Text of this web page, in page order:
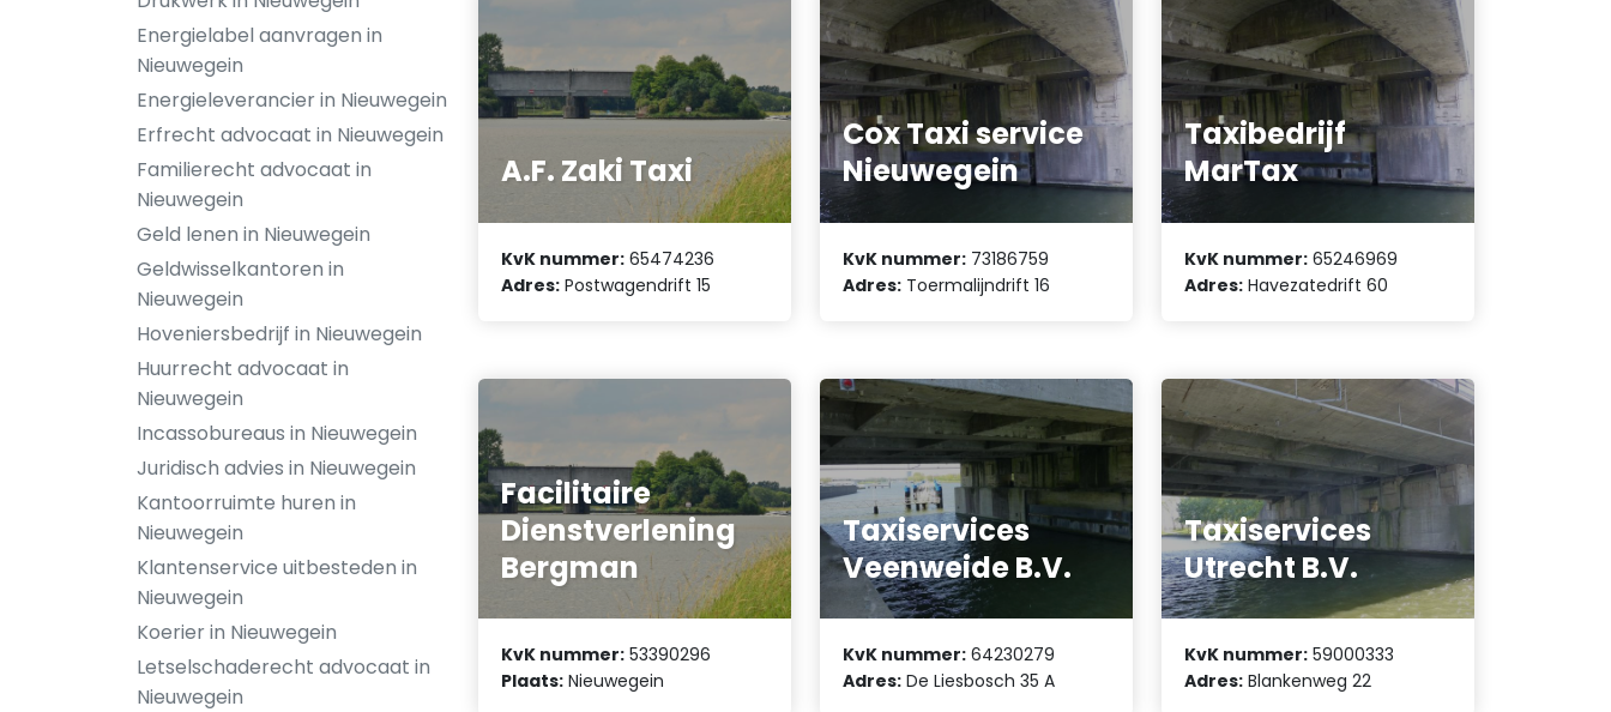
Energielabel aanvragen in
Nieuwegein
Energieleverancier in Nieuwegein
Erfrecht advocaat in Nieuwegein
Familierecht advocaat in
Nieuwegein
Geld lenen in Nieuwegein
Geldwisselkantoren in
Nieuwegein
Hoveniersbedrijf in Nieuwegein
Huurrecht advocaat in
Nieuwegein
Incassobureaus in Nieuwegein
Juridisch advies in Nieuwegein
Kantoorruimte huren in
Nieuwegein
Klantenservice uitbesteden in
Nieuwegein
Koerier in Nieuwegein
Letselschaderecht advocaat in
Nieuwegein
A.F. Zaki Taxi
KvK nummer: 65474236
Adres: Postwagendrift 15
Cox Taxi service
Nieuwegein
KvK nummer: 73186759
Adres: Toermalijndrift 16
Taxibedrijf
MarTax
KvK nummer: 65246969
Adres: Havezatedrift 60
Facilitaire
Dienstverlening
Bergman
KvK nummer: 53390296
Plaats: Nieuwegein
Taxiservices
Veenweide B.V.
KvK nummer: 64230279
Adres: De Liesbosch 35 A
Taxiservices
Utrecht B.V.
KvK nummer: 59000333
Adres: Blankenweg 22